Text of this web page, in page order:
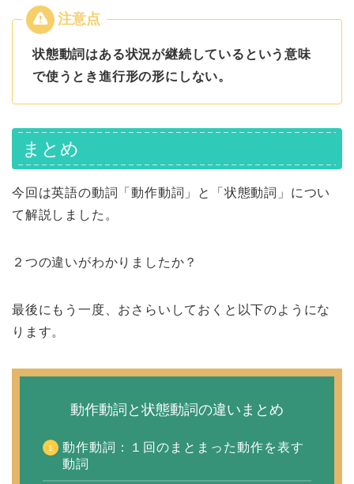
状態動詞はある状況が継続しているという意味
で使うとき進行形の形にしない。
まとめ
今回は英語の動詞「動作動詞」と「状態動詞」につい
て解説しました。
２つの違いがわかりましたか？
最後にもう一度、おさらいしておくと以下のようにな
ります。
動作動詞と状態動詞の違いまとめ
動作動詞：１回のまとまった動作を表す
動詞